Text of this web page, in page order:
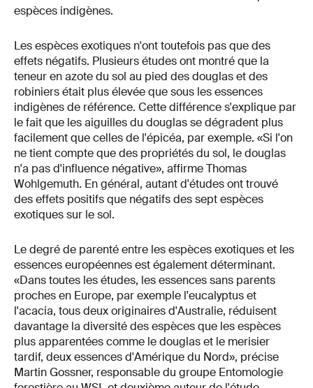
espèces indigènes.
Les espèces exotiques n'ont toutefois pas que des
effets négatifs. Plusieurs études ont montré que la
teneur en azote du sol au pied des douglas et des
robiniers était plus élevée que sous les essences
indigènes de référence. Cette différence s'explique par
le fait que les aiguilles du douglas se dégradent plus
facilement que celles de l'épicéa, par exemple. «Si l'on
ne tient compte que des propriétés du sol, le douglas
n'a pas d'influence négative», affirme Thomas
Wohlgemuth. En général, autant d'études ont trouvé
des effets positifs que négatifs des sept espèces
exotiques sur le sol.
Le degré de parenté entre les espèces exotiques et les
essences européennes est également déterminant.
«Dans toutes les études, les essences sans parents
proches en Europe, par exemple l'eucalyptus et
l'acacia, tous deux originaires d'Australie, réduisent
davantage la diversité des espèces que les espèces
plus apparentées comme le douglas et le merisier
tardif, deux essences d'Amérique du Nord», précise
Martin Gossner, responsable du groupe Entomologie